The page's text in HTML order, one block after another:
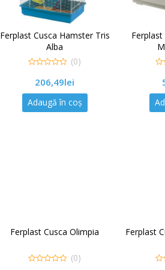
Ferplast Cusca Hamster Tris
Alba
out
5
(0)
206,49lei
Adaugă în coș
out
5
Ferplast Cusca Olimpia
(0)
Ferplast